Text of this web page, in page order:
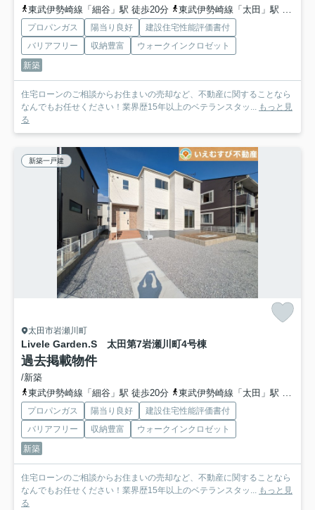
東武伊勢崎線「細谷」駅 徒歩20分
東武伊勢崎線「太田」駅 徒歩51分
プロパンガス 陽当り良好
建設住宅性能評価書付
バリアフリー
収納豊富
ウォークインクロゼット
新築
住宅ローンのご相談からお住まいの売却など、不動産に関することなら
なんでもお任せください！業界歴15年以上のベテランスタッ...
もっと見
る
新築一戸建
太田市岩瀬川町
Livele Garden.S 太田第7岩瀬川町4号棟
過去掲載物件
/新築
東武伊勢崎線「細谷」駅 徒歩20分
東武伊勢崎線「太田」駅 徒歩51分
プロパンガス 陽当り良好
建設住宅性能評価書付
バリアフリー
収納豊富
ウォークインクロゼット
新築
住宅ローンのご相談からお住まいの売却など、不動産に関することなら
なんでもお任せください！業界歴15年以上のベテランスタッ...
もっと見
る